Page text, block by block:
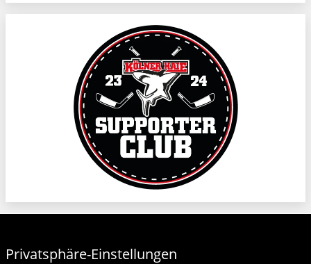
Privatsphäre-Einstellungen